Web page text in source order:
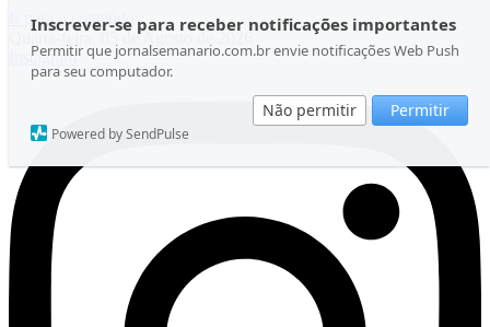
Inscrever-se para receber notificações importantes
Permitir que jornalsemanario.com.br envie notificações Web Push
para seu computador.
Não permitir Permitir
Powered by SendPulse
Ir para o conteúdo
Quarta-feira, 05 de Agosto de 2026
Instagram